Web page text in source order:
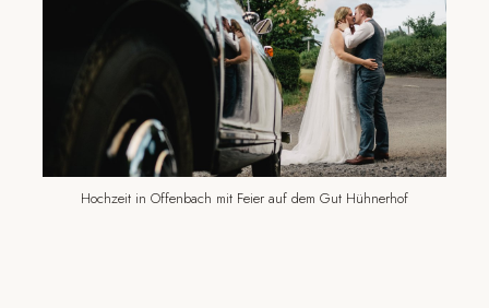
Hochzeit in Offenbach mit Feier auf dem Gut Hühnerhof